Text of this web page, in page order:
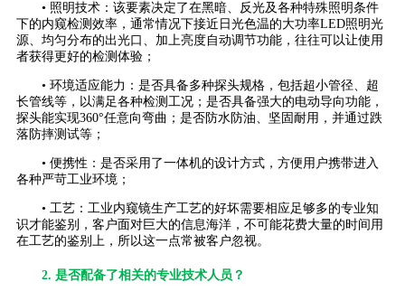
• 照明技术：该要素决定了在黑暗、反光及各种特殊照明条件
下的内窥检测效率，通常情况下接近日光色温的大功率LED照明光
源、均匀分布的出光口、加上亮度自动调节功能，往往可以让使用
者获得更好的检测体验；
• 环境适应能力：是否具备多种探头规格，包括超小管径、超
长管线等，以满足各种检测工况；是否具备强大的电动导向功能，
探头能实现360°任意向弯曲；是否防水防油、坚固耐用，并通过跌
落防摔测试等；
• 便携性：是否采用了一体机的设计方式，方便用户携带进入
各种严苛工业环境；
• 工艺：工业内窥镜生产工艺的好坏需要相应足够多的专业知
识才能鉴别，客户面对巨大的信息海洋，不可能花费大量的时间用
在工艺的鉴别上，所以这一点常被客户忽视。
2. 是否配备了相关的专业技术人员？